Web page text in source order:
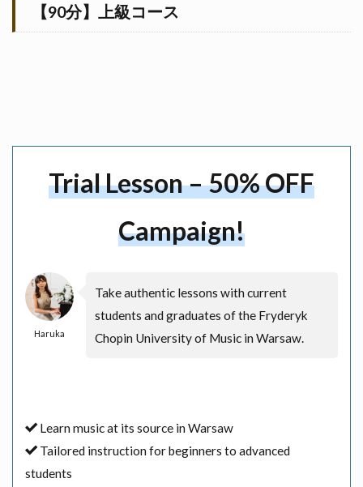
【90分】上級コース
Trial Lesson – 50% OFF
Campaign!
Haruka
Take authentic lessons with current
students and graduates of the Fryderyk
Chopin University of Music in Warsaw.
Learn music at its source in Warsaw
Tailored instruction for beginners to advanced
students